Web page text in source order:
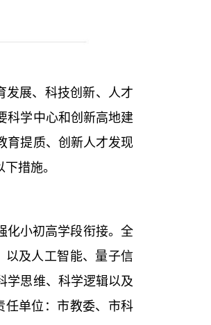
展、科技创新、人才
科学中心和创新高地建
育提质、创新人才发现
措施。
小初高学段衔接。全
以及人工智能、量子信
学思维、科学逻辑以及
任单位：市教委、市科